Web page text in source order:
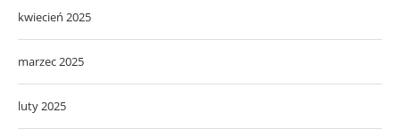
kwiecień 2025
marzec 2025
luty 2025